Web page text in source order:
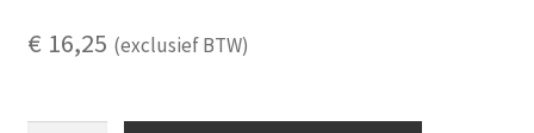
€ 16,25 (exclusief BTW)